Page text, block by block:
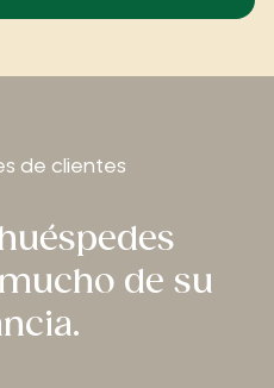
de clientes
de su